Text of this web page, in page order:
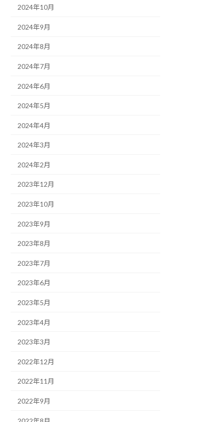
2024年10月
2024年9月
2024年8月
2024年7月
2024年6月
2024年5月
2024年4月
2024年3月
2024年2月
2023年12月
2023年10月
2023年9月
2023年8月
2023年7月
2023年6月
2023年5月
2023年4月
2023年3月
2022年12月
2022年11月
2022年9月